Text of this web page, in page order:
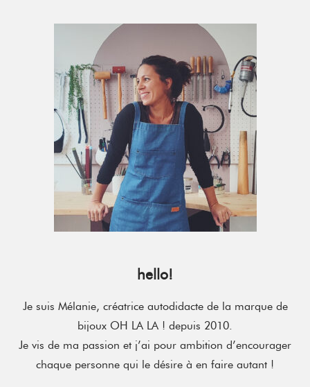
Primary
hello!
Je suis Mélanie, créatrice autodidacte de la marque de
bijoux OH LA LA ! depuis 2010.
Je vis de ma passion et j’ai pour ambition d’encourager
chaque personne qui le désire à en faire autant !